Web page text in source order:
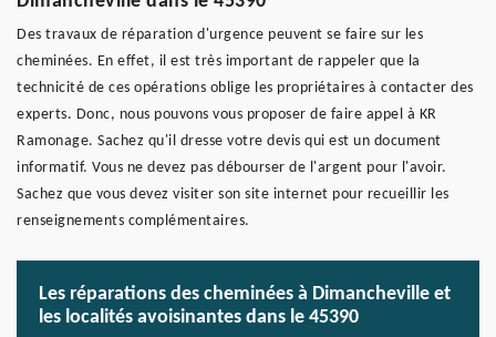
Des travaux de réparation d'urgence peuvent se faire sur les
cheminées. En effet, il est très important de rappeler que la
technicité de ces opérations oblige les propriétaires à contacter des
experts. Donc, nous pouvons vous proposer de faire appel à KR
Ramonage. Sachez qu'il dresse votre devis qui est un document
informatif. Vous ne devez pas débourser de l'argent pour l'avoir.
Sachez que vous devez visiter son site internet pour recueillir les
renseignements complémentaires.
Les réparations des cheminées à Dimancheville et
les localités avoisinantes dans le 45390